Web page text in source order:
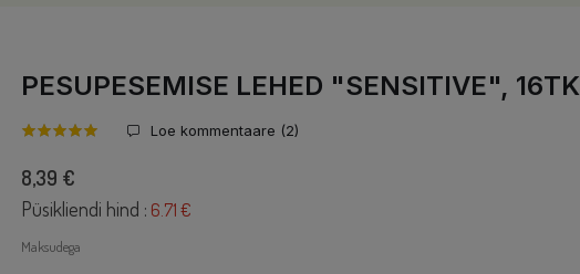
PESUPESEMISE LEHED "SENSITIVE", 16TK
Loe kommentaare (2)
8,39 €
Püsikliendi hind : 6.71 €
Maksudega